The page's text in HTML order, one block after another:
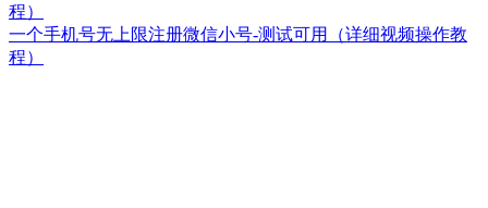
程）
一个手机号无上限注册微信小号-测试可用（详细视频操作教
程）